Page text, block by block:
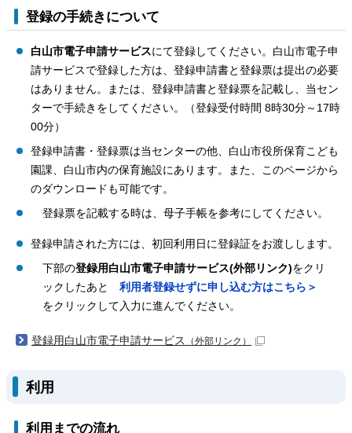
登録の手続きについて
白山市電子申請サービスにて登録してください。白山市電子申
請サービスで登録した方は、登録申請書と登録票は提出の必要
はありません。または、登録申請書と登録票を記載し、当セン
ターで手続きをしてください。（登録受付時間 8時30分～17時
00分）
登録申請書・登録票は当センターの他、白山市役所保育こども
園課、白山市内の保育施設にあります。また、このページから
のダウンロードも可能です。
登録票を記載する時は、母子手帳を参考にしてください。
登録申請された方には、初回利用日に登録証をお渡しします。
下部の登録用白山市電子申請サービス(外部リンク)をクリ
ックしたあと 利用者登録せずに申し込む方はこちら＞
をクリックして入力に進んでください。
登録用白山市電子申請サービス （外部リンク）
利用
利用までの流れ